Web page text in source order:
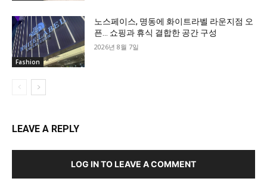
Fashion
노스페이스, 명동에 화이트라벨 라운지점 오
픈… 쇼핑과 휴식 결합한 공간 구성
2026년 8월 7일
LEAVE A REPLY
LOG IN TO LEAVE A COMMENT